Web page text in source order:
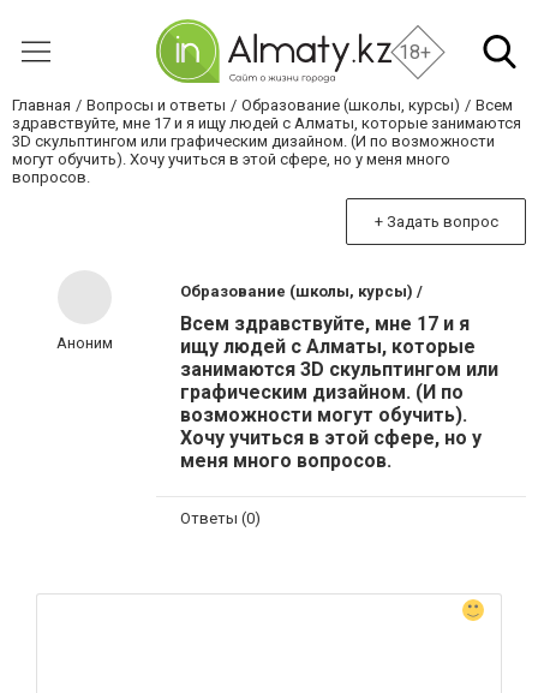
18+
Главная Вопросы и ответы Образование (школы, курсы)
Всем
здравствуйте, мне 17 и я ищу людей с Алматы, которые занимаются
3D скульптингом или графическим дизайном. (И по возможности
могут обучить). Хочу учиться в этой сфере, но у меня много
вопросов.
+ Задать вопрос
Аноним
Образование (школы, курсы) /
Всем здравствуйте, мне 17 и я
ищу людей с Алматы, которые
занимаются 3D скульптингом или
графическим дизайном. (И по
возможности могут обучить).
Хочу учиться в этой сфере, но у
меня много вопросов.
Ответы (0)